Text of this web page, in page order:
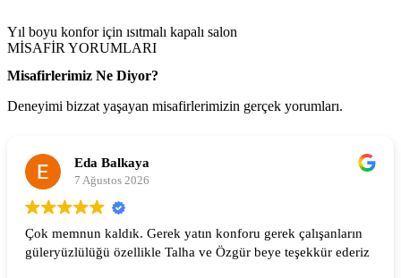
Yıl boyu konfor için ısıtmalı kapalı salon
MİSAFİR YORUMLARI
Misafirlerimiz Ne Diyor?
Deneyimi bizzat yaşayan misafirlerimizin gerçek yorumları.
Eda Balkaya
7 Ağustos 2026
Çok memnun kaldık. Gerek yatın konforu gerek çalışanların
güleryüzlülüğü özellikle Talha ve Özgür beye teşekkür ederiz